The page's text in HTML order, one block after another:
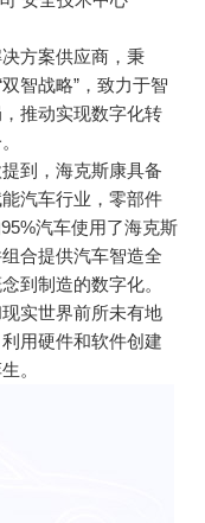
方案供应商，秉
智战略”，致力于智
推动实现数字化转
到，海克斯康具备
汽车行业，零部件
汽车使用了海克斯
合提供汽车智造全
到制造的数字化。
实世界前所未有地
用硬件和软件创建
。